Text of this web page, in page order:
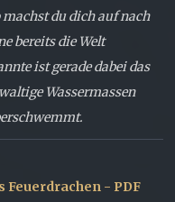
du dich auf nach
bereits die Welt
ist gerade dabei das
Wassermassen
Feuerdrachen - PDF